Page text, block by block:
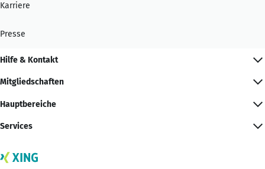
Karriere
Presse
Hilfe & Kontakt
Mitgliedschaften
Hauptbereiche
Services